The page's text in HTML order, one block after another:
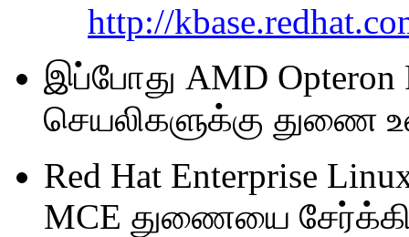
http://
இப்போது AMD Opteron
செயலிகளுக்கு துணை
Red Hat Enterprise
MCE துணையை